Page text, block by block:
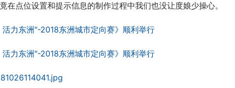
在点位设置和提示信息的制作过程中我们也没让度娘少操心。